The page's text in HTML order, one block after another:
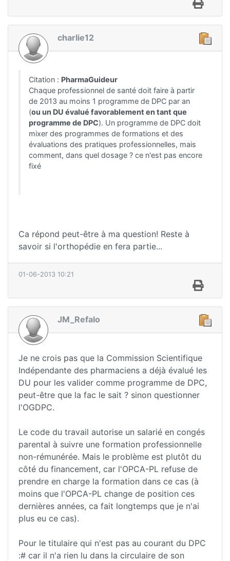
charlie12
Citation : PharmaGuideur
Chaque professionnel de santé doit faire à partir
de 2013 au moins 1 programme de DPC par an
(ou un DU évalué favorablement en tant que
programme de DPC). Un programme de DPC doit
mixer des programmes de formations et des
évaluations des pratiques professionnelles, mais
comment, dans quel dosage ? ce n'est pas encore
fixé
Ca répond peut-être à ma question! Reste à
savoir si l'orthopédie en fera partie...
01-06-2013 10:21
JM_Refalo
Je ne crois pas que la Commission Scientifique
Indépendante des pharmaciens a déjà évalué les
DU pour les valider comme programme de DPC,
peut-être que la fac le sait ? sinon questionner
l'OGDPC.
Le code du travail autorise un salarié en congés
parental à suivre une formation professionnelle
non-rémunérée. Mais le problème est plutôt du
côté du financement, car l'OPCA-PL refuse de
prendre en charge la formation dans ce cas (à
moins que l'OPCA-PL change de position ces
dernières années, ca fait longtemps que je n'ai
plus eu ce cas).
Pour le titulaire qui n'est pas au courant du DPC
:# car il n'a rien lu dans la circulaire de son